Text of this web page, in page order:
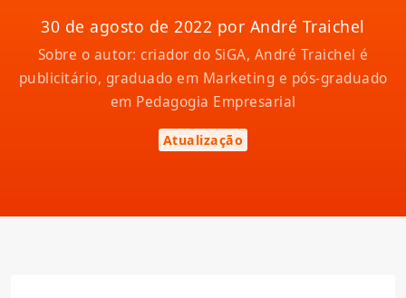
30 de agosto de 2022 por André Traichel
Sobre o autor: criador do SiGA, André Traichel é
publicitário, graduado em Marketing e pós-graduado
em Pedagogia Empresarial
Atualização